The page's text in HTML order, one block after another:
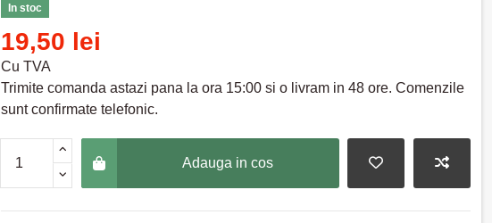
In stoc
19,50 lei
Cu TVA
Trimite comanda astazi pana la ora 15:00 si o livram in 48 ore. Comenzile
sunt confirmate telefonic.
Adauga in cos